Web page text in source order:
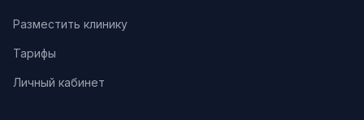
Разместить клинику
Тарифы
Личный кабинет